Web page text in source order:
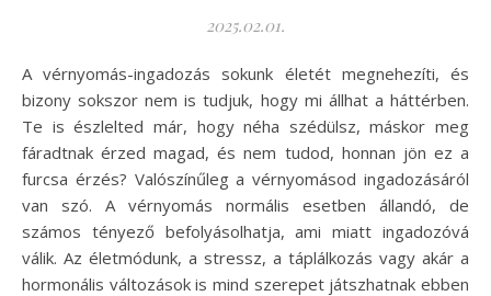
2025.02.01.
A vérnyomás-ingadozás sokunk életét megnehezíti, és
bizony sokszor nem is tudjuk, hogy mi állhat a háttérben.
Te is észlelted már, hogy néha szédülsz, máskor meg
fáradtnak érzed magad, és nem tudod, honnan jön ez a
furcsa érzés? Valószínűleg a vérnyomásod ingadozásáról
van szó. A vérnyomás normális esetben állandó, de
számos tényező befolyásolhatja, ami miatt ingadozóvá
válik. Az életmódunk, a stressz, a táplálkozás vagy akár a
hormonális változások is mind szerepet játszhatnak ebben